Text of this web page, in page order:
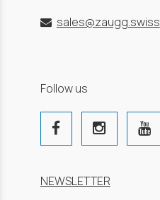
sales@zaugg.swiss
Follow us
NEWSLETTER